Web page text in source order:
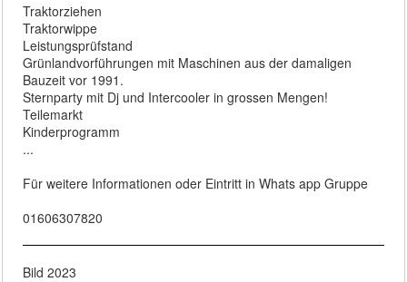
Traktorziehen
Traktorwippe
Leistungsprüfstand
Grünlandvorführungen mit Maschinen aus der damaligen
Bauzeit vor 1991.
Sternparty mit Dj und Intercooler in grossen Mengen!
Teilemarkt
Kinderprogramm
...
Für weitere Informationen oder Eintritt in Whats app Gruppe
01606307820
Bild 2023